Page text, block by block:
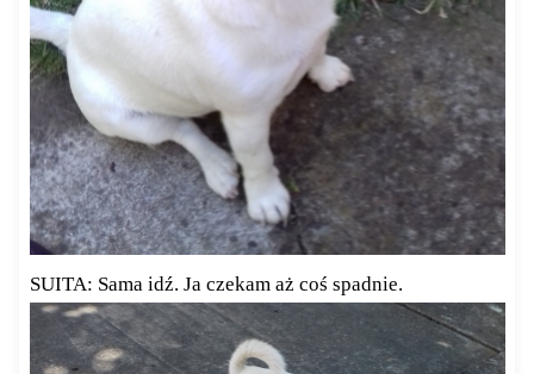
SUITA: Sama idź. Ja czekam aż coś spadnie.